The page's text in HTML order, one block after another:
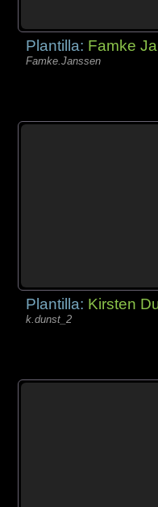
Plantilla: Famke
Famke.Janssen
Plantilla: Kirsten
k.dunst_2